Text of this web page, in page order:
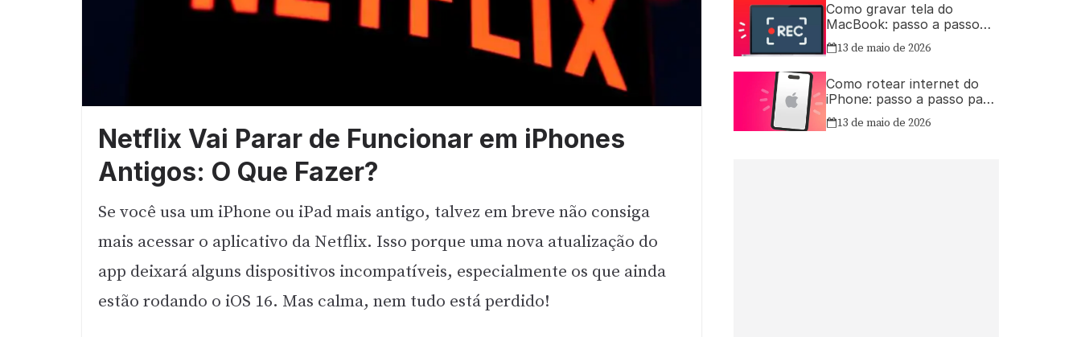
Netflix Vai Parar de Funcionar em iPhones
Antigos: O Que Fazer?
Se você usa um iPhone ou iPad mais antigo, talvez em breve não consiga
mais acessar o aplicativo da Netflix. Isso porque uma nova atualização do
app deixará alguns dispositivos incompatíveis, especialmente os que ainda
estão rodando o iOS 16. Mas calma, nem tudo está perdido!
Como gravar tela do
MacBook: passo a passo
simples
13 de maio de 2026
Como rotear internet do
iPhone: passo a passo para
compartilhar a conexão
13 de maio de 2026